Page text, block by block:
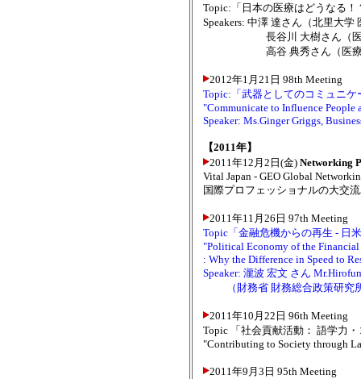
Topic:「日本の医療はどうなる
Speakers: 中澤 達さん（北里大
長谷川 大樹さん（医療
高谷 典秀さん（医療法
2012年1月21日 98th Meeting
Topic:「武器としてのコミュニ
"Communicate to Influence People
Speaker: Ms.Ginger Griggs,
【2011年】
2011年12月2日(金) Networking
Vital Japan - GEO Global
国際プロフェッショナルの大交
2011年11月26日 97th Meeting
Topic「金融危機からの再生 - 日
"Political Economy of the Financial
: Why the Difference in Speed to
Speaker: 瀧波 宏文 さん
（財務省 財務総合政策研究所
2011年10月22日 96th Meeting
Topic 「社会貢献活動： 語学力
"Contributing to Society through
2011年9月3日 95th Meeting